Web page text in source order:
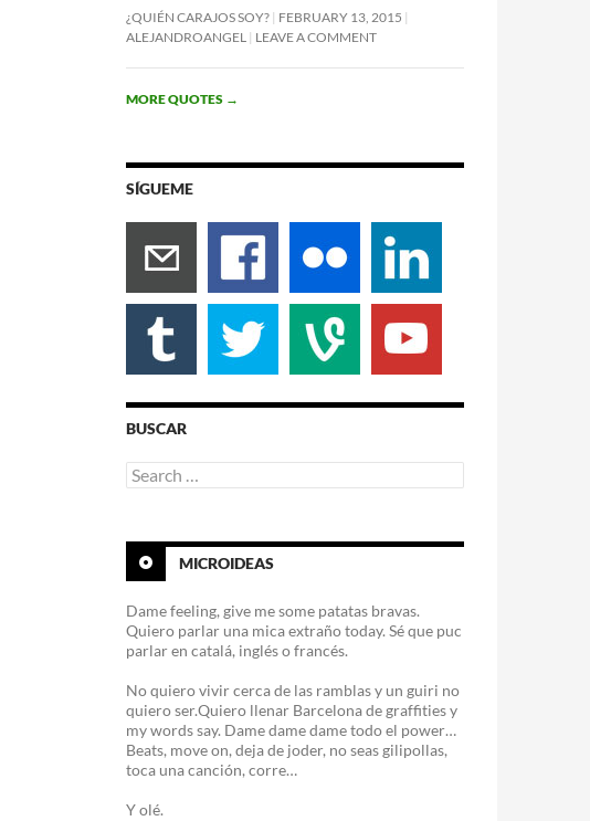
¿QUIÉN CARAJOS SOY? FEBRUARY 13, 2015
ALEJANDROANGEL LEAVE A COMMENT
MORE QUOTES →
SÍGUEME
BUSCAR
Search
for:
MICROIDEAS
Dame feeling, give me some patatas bravas.
Quiero parlar una mica extraño today. Sé que puc
parlar en catalá, inglés o francés.
No quiero vivir cerca de las ramblas y un guiri no
quiero ser.Quiero llenar Barcelona de graffities y
my words say. Dame dame dame todo el power…
Beats, move on, deja de joder, no seas gilipollas,
toca una canción, corre…
Y olé.